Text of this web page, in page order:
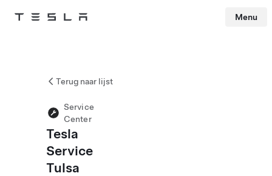
Tesla Menu
Terug naar lijst
Service
Center
Tesla
Service
Tulsa